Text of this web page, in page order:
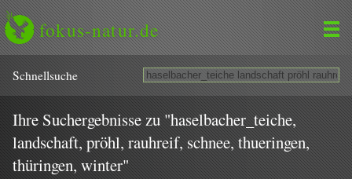
fokus-natur.de
Schnell­suche
Ihre Suchergebnisse zu "haselbacher_teiche,
landschaft, pröhl, rauhreif, schnee, thueringen,
thüringen, winter"